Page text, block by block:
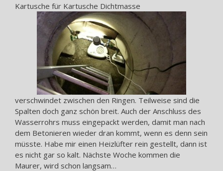
Kartusche für Kartusche Dichtmasse
verschwindet zwischen den Ringen. Teilweise sind die
Spalten doch ganz schön breit. Auch der Anschluss des
Wasserrohrs muss eingepackt werden, damit man nach
dem Betonieren wieder dran kommt, wenn es denn sein
müsste. Habe mir einen Heizlüfter rein gestellt, dann ist
es nicht gar so kalt. Nächste Woche kommen die
Maurer, wird schon langsam…